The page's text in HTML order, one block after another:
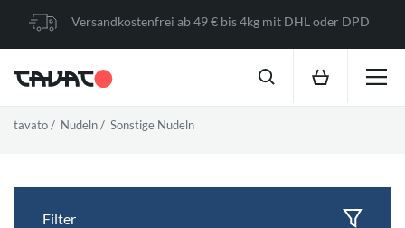
Versandkostenfrei ab 49 € bis 4kg mit DHL oder DPD
tavato Nudeln Sonstige Nudeln
Filter